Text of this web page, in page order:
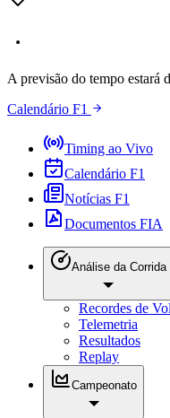
A previsão do tempo estará
Calendário F1
Timing ao Vivo
Calendário F1
Notícias F1
Documentos FIA
Análise da Corrida
Recordes de
Telemetria
Resultados
Replay
Campeonato